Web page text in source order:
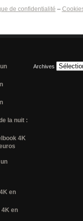
de confidentialité –
la nuit :
4K
en
en
Archives